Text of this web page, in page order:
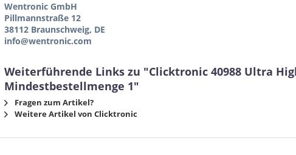
Wentronic GmbH
Pillmannstraße 12
38112 Braunschweig, DE
info@wentronic.com
Weiterführende Links zu "Clicktronic 40988 Ultra
Mindestbestellmenge 1"
Fragen zum Artikel?
Weitere Artikel von Clicktronic